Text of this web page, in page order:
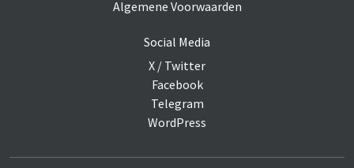
Algemene Voorwaarden
Social Media
X / Twitter
Facebook
Telegram
WordPress